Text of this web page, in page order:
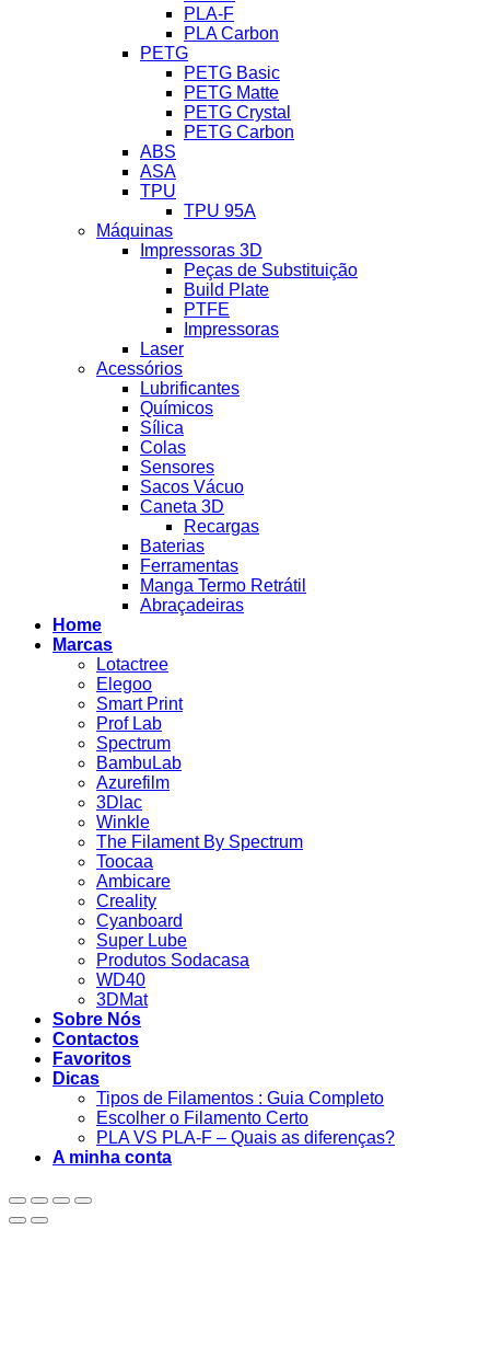
PLA-F
PLA Carbon
PETG
PETG Basic
PETG Matte
PETG Crystal
PETG Carbon
ABS
ASA
TPU
TPU 95A
Máquinas
Impressoras 3D
Peças de Substituição
Build Plate
PTFE
Impressoras
Laser
Acessórios
Lubrificantes
Químicos
Sílica
Colas
Sensores
Sacos Vácuo
Caneta 3D
Recargas
Baterias
Ferramentas
Manga Termo Retrátil
Abraçadeiras
Home
Marcas
Lotactree
Elegoo
Smart Print
Prof Lab
Spectrum
BambuLab
Azurefilm
3Dlac
Winkle
The Filament By Spectrum
Toocaa
Ambicare
Creality
Cyanboard
Super Lube
Produtos Sodacasa
WD40
3DMat
Sobre Nós
Contactos
Favoritos
Dicas
Tipos de Filamentos : Guia Completo
Escolher o Filamento Certo
PLA VS PLA-F – Quais as diferenças?
A minha conta